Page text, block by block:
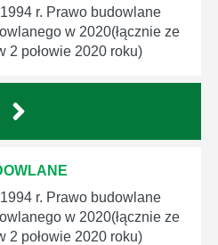
r. Prawo budowlane
w 2020(łącznie ze
2 połowie 2020 roku)
r. Prawo budowlane
w 2020(łącznie ze
2 połowie 2020 roku)